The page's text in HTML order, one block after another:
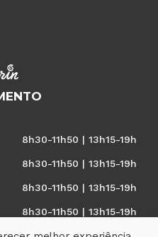
8h30-11h50 | 13h15-19h
8h30-11h50 | 13h15-19h
8h30-11h50 | 13h15-19h
8h30-11h50 | 13h15-19h